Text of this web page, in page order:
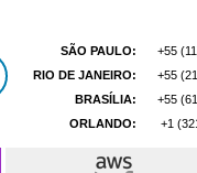
SÃO PAULO:
+55
RIO DE JANEIRO:
+55
BRASÍLIA:
+55
ORLANDO:
+1